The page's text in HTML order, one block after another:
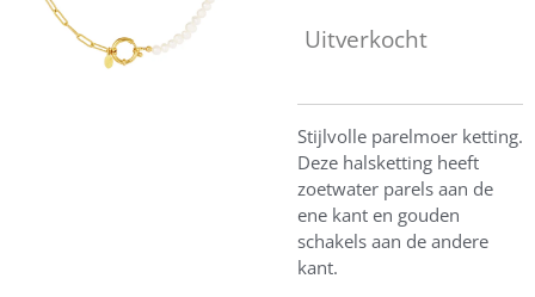
Uitverkocht
Stijlvolle parelmoer ketting.
Deze halsketting heeft
zoetwater parels aan de
ene kant en gouden
schakels aan de andere
kant.